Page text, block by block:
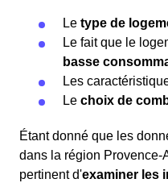
Le type de
Le fait que le
basse
Les
Le choix de
Étant donné que les
dans la région Provence-
pertinent d'examiner les